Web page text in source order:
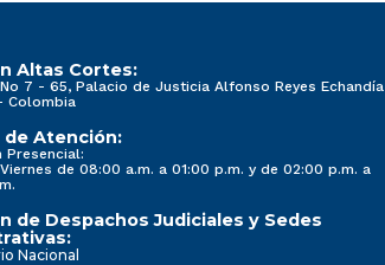
Altas Cortes:
7 - 65, Palacio de Justicia Alfonso Reyes Echandía
Colombia
de Atención:
Presencial:
de 08:00 a.m. a 01:00 p.m. y de 02:00 p.m. a
de Despachos Judiciales y Sedes
Nacional